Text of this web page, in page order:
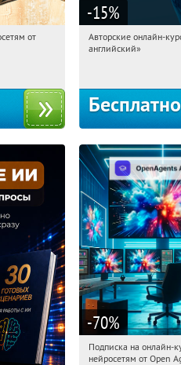
Получили:
от
-15%
02:39:30
Авторские онлайн-
английский»
Бесплатно
-70%
02:39:30
Подписка на онлайн-
нейросетям от Open